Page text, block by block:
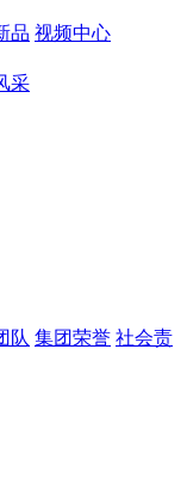
品 视频中心
采
队 集团荣誉 社会责